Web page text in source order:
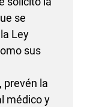
se
Ley
sus
prevén la
médico y